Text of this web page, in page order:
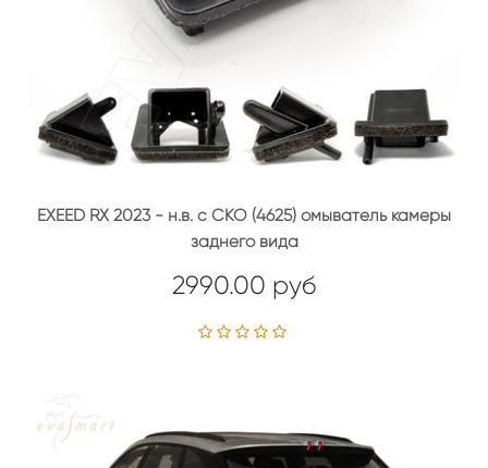
EXEED RX 2023 - н.в. с СКО (4625) омыватель камеры
заднего вида
2990.00 руб